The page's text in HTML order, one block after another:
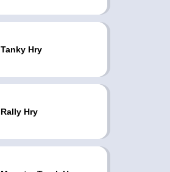
Tanky Hry
Rally Hry